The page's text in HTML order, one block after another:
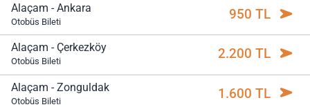
Alaçam - Ankara
Otobüs Bileti 950 TL
Alaçam - Çerkezköy
Otobüs Bileti 2.200 TL
Alaçam - Zonguldak
Otobüs Bileti 1.600 TL